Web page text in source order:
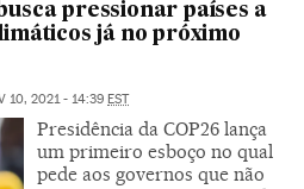
pressionar países a
já no próximo
10, 2021 - 14:39 EST
Presidência da COP26 lança
um primeiro esboço no qual
pede aos governos que não